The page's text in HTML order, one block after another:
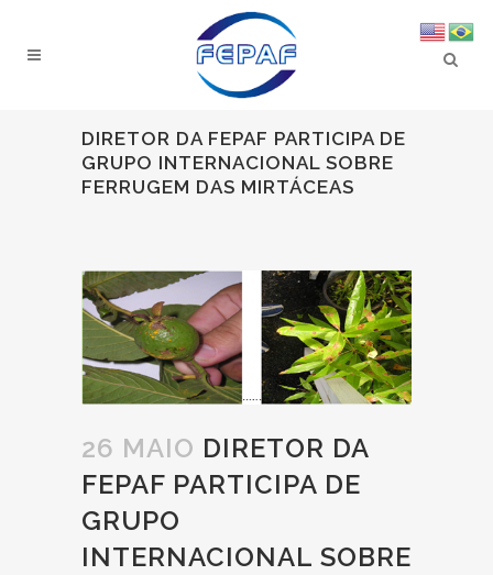
DIRETOR DA FEPAF PARTICIPA DE
GRUPO INTERNACIONAL SOBRE
FERRUGEM DAS MIRTÁCEAS
26 MAIO DIRETOR DA
FEPAF PARTICIPA DE
GRUPO
INTERNACIONAL SOBRE